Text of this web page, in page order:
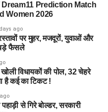
होंगी, ताकि वहां रहने वाली
में ज्यादा स्वतंत्रता और जिम्मेदारी
में कुल 16 घर विकसित किए
व्यवस्था होगी।
Dream11 Prediction Match
Women 2026
ago
पर मुहर, मजदूरों, युवाओं और
बड़े फैसले
विधायकों की पोल, 32 चेहरे
है कई का टिकट !
से गिरे बोल्डर, सरकारी